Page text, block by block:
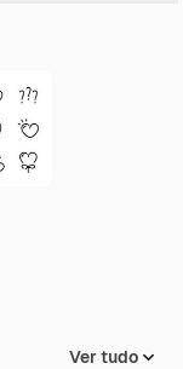
Ver tudo